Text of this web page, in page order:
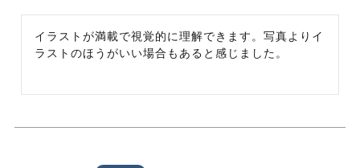
イラストが満載で視覚的に理解できます。写真よりイ
ラストのほうがいい場合もあると感じました。